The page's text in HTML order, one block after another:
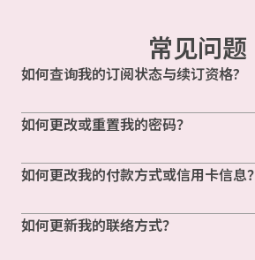
常见问题
如何查询我的订阅状态与续订资格?
如何更改或重置我的密码？
如何更改我的付款方式或信用卡信息？
如何更新我的联络方式？